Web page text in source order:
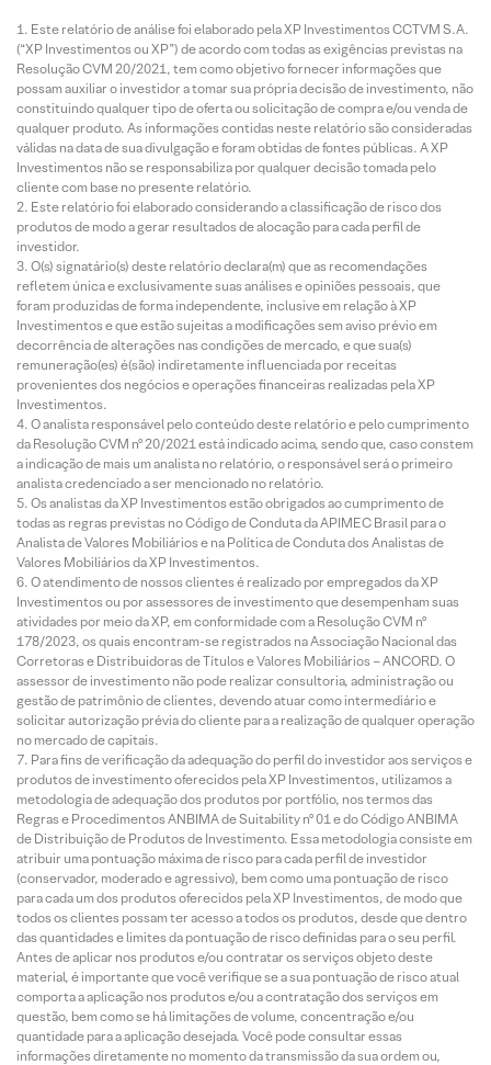
Este relatório de análise foi elaborado pela XP Investimentos CCTVM S.A.
(“XP Investimentos ou XP”) de acordo com todas as exigências previstas na
Resolução CVM 20/2021, tem como objetivo fornecer informações que
possam auxiliar o investidor a tomar sua própria decisão de investimento, não
constituindo qualquer tipo de oferta ou solicitação de compra e/ou venda de
qualquer produto. As informações contidas neste relatório são consideradas
válidas na data de sua divulgação e foram obtidas de fontes públicas. A XP
Investimentos não se responsabiliza por qualquer decisão tomada pelo
cliente com base no presente relatório.
Este relatório foi elaborado considerando a classificação de risco dos
produtos de modo a gerar resultados de alocação para cada perfil de
investidor.
O(s) signatário(s) deste relatório declara(m) que as recomendações
refletem única e exclusivamente suas análises e opiniões pessoais, que
foram produzidas de forma independente, inclusive em relação à XP
Investimentos e que estão sujeitas a modificações sem aviso prévio em
decorrência de alterações nas condições de mercado, e que sua(s)
remuneração(es) é(são) indiretamente influenciada por receitas
provenientes dos negócios e operações financeiras realizadas pela XP
Investimentos.
O analista responsável pelo conteúdo deste relatório e pelo cumprimento
da Resolução CVM nº 20/2021 está indicado acima, sendo que, caso constem
a indicação de mais um analista no relatório, o responsável será o primeiro
analista credenciado a ser mencionado no relatório.
Os analistas da XP Investimentos estão obrigados ao cumprimento de
todas as regras previstas no Código de Conduta da APIMEC Brasil para o
Analista de Valores Mobiliários e na Política de Conduta dos Analistas de
Valores Mobiliários da XP Investimentos.
O atendimento de nossos clientes é realizado por empregados da XP
Investimentos ou por assessores de investimento que desempenham suas
atividades por meio da XP, em conformidade com a Resolução CVM nº
178/2023, os quais encontram-se registrados na Associação Nacional das
Corretoras e Distribuidoras de Títulos e Valores Mobiliários – ANCORD. O
assessor de investimento não pode realizar consultoria, administração ou
gestão de patrimônio de clientes, devendo atuar como intermediário e
solicitar autorização prévia do cliente para a realização de qualquer operação
no mercado de capitais.
Para fins de verificação da adequação do perfil do investidor aos serviços e
produtos de investimento oferecidos pela XP Investimentos, utilizamos a
metodologia de adequação dos produtos por portfólio, nos termos das
Regras e Procedimentos ANBIMA de Suitability nº 01 e do Código ANBIMA
de Distribuição de Produtos de Investimento. Essa metodologia consiste em
atribuir uma pontuação máxima de risco para cada perfil de investidor
(conservador, moderado e agressivo), bem como uma pontuação de risco
para cada um dos produtos oferecidos pela XP Investimentos, de modo que
todos os clientes possam ter acesso a todos os produtos, desde que dentro
das quantidades e limites da pontuação de risco definidas para o seu perfil.
Antes de aplicar nos produtos e/ou contratar os serviços objeto deste
material, é importante que você verifique se a sua pontuação de risco atual
comporta a aplicação nos produtos e/ou a contratação dos serviços em
questão, bem como se há limitações de volume, concentração e/ou
quantidade para a aplicação desejada. Você pode consultar essas
informações diretamente no momento da transmissão da sua ordem ou,